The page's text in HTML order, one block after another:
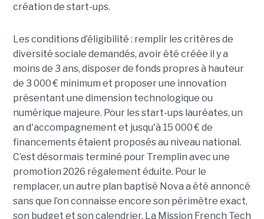
création de start-ups.
Les conditions d’éligibilité : remplir les critères de
diversité sociale demandés, avoir été créée il y a
moins de 3 ans, disposer de fonds propres à hauteur
de 3 000 € minimum et proposer une innovation
présentant une dimension technologique ou
numérique majeure. Pour les start-ups lauréates, un
an d'accompagnement et jusqu'à 15 000 € de
financements étaient proposés au niveau national.
C’est désormais terminé pour Tremplin avec une
promotion 2026 régalement éduite. Pour le
remplacer, un autre plan baptisé Nova a été annoncé
sans que l’on connaisse encore son périmètre exact,
son budget et son calendrier. La Mission French Tech